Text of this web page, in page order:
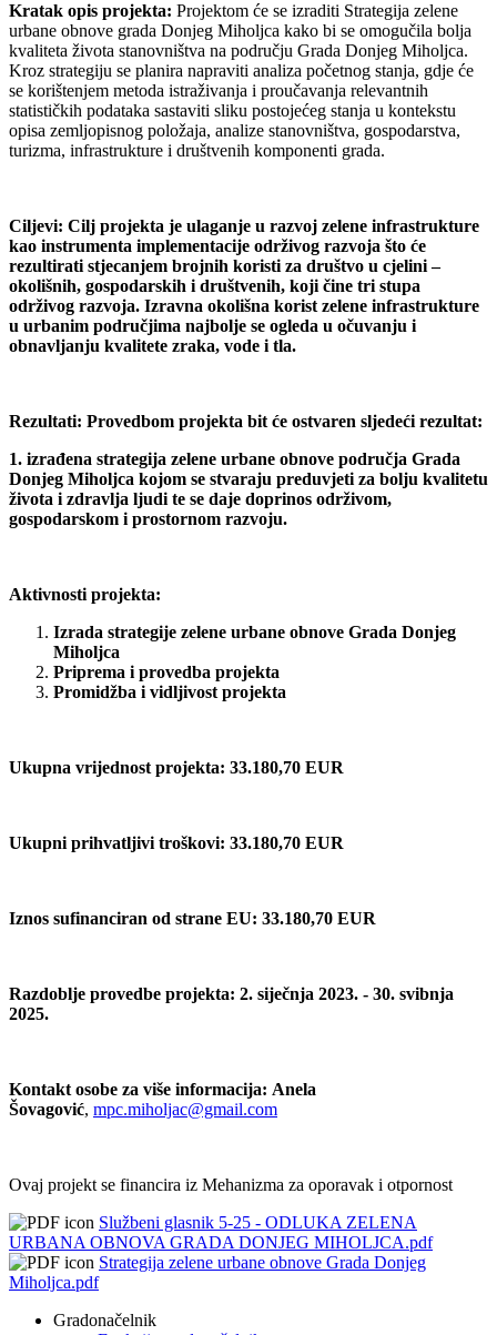
Kratak opis projekta: Projektom će se izraditi Strategija zelene
urbane obnove grada Donjeg Miholjca kako bi se omogučila bolja
kvaliteta života stanovništva na području Grada Donjeg Miholjca.
Kroz strategiju se planira napraviti analiza početnog stanja, gdje će
se korištenjem metoda istraživanja i proučavanja relevantnih
statističkih podataka sastaviti sliku postojećeg stanja u kontekstu
opisa zemljopisnog položaja, analize stanovništva, gospodarstva,
turizma, infrastrukture i društvenih komponenti grada.
Ciljevi: Cilj projekta je ulaganje u razvoj zelene infrastrukture
kao instrumenta implementacije održivog razvoja što će
rezultirati stjecanjem brojnih koristi za društvo u cjelini –
okolišnih, gospodarskih i društvenih, koji čine tri stupa
održivog razvoja. Izravna okolišna korist zelene infrastrukture
u urbanim područjima najbolje se ogleda u očuvanju i
obnavljanju kvalitete zraka, vode i tla.
Rezultati: Provedbom projekta bit će ostvaren sljedeći rezultat:
1. izrađena strategija zelene urbane obnove područja Grada
Donjeg Miholjca kojom se stvaraju preduvjeti za bolju kvalitetu
života i zdravlja ljudi te se daje doprinos održivom,
gospodarskom i prostornom razvoju.
Aktivnosti projekta:
Izrada strategije zelene urbane obnove Grada Donjeg
Miholjca
Priprema i provedba projekta
Promidžba i vidljivost projekta
Ukupna vrijednost projekta: 33.180,70 EUR
Ukupni prihvatljivi troškovi: 33.180,70 EUR
Iznos sufinanciran od strane EU: 33.180,70 EUR
Razdoblje provedbe projekta: 2. siječnja 2023. - 30. svibnja
2025.
Kontakt osobe za više informacija: Anela
Šovagović, mpc.miholjac@gmail.com
Ovaj projekt se financira iz Mehanizma za oporavak i otpornost
Službeni glasnik 5-25 - ODLUKA ZELENA
URBANA OBNOVA GRADA DONJEG MIHOLJCA.pdf
Strategija zelene urbane obnove Grada Donjeg
Miholjca.pdf
Gradonačelnik